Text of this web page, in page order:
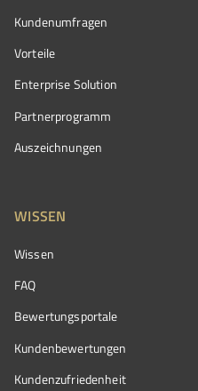
Kundenumfragen
Vorteile
Enterprise Solution
Partnerprogramm
Auszeichnungen
WISSEN
Wissen
FAQ
Bewertungsportale
Kundenbewertungen
Kundenzufriedenheit